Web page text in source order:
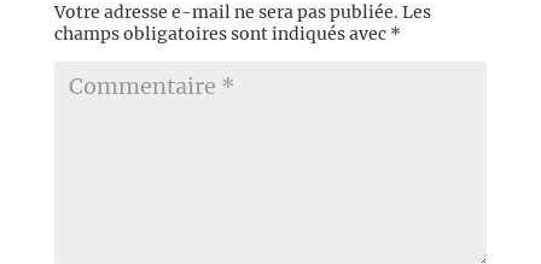
Votre adresse e-mail ne sera pas publiée. Les
champs obligatoires sont indiqués avec *